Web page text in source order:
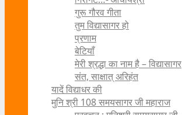
गुरू गौरव गीता
तुम विद्यासागर हो
प्रणाम
बेटियाँ
मेरी श्रद्धा का नाम है – विद्यासागर
संत, साक्षात् अरिहंत
यादें विद्याधर की
मुनि श्री 108 समयसागर जी महाराज